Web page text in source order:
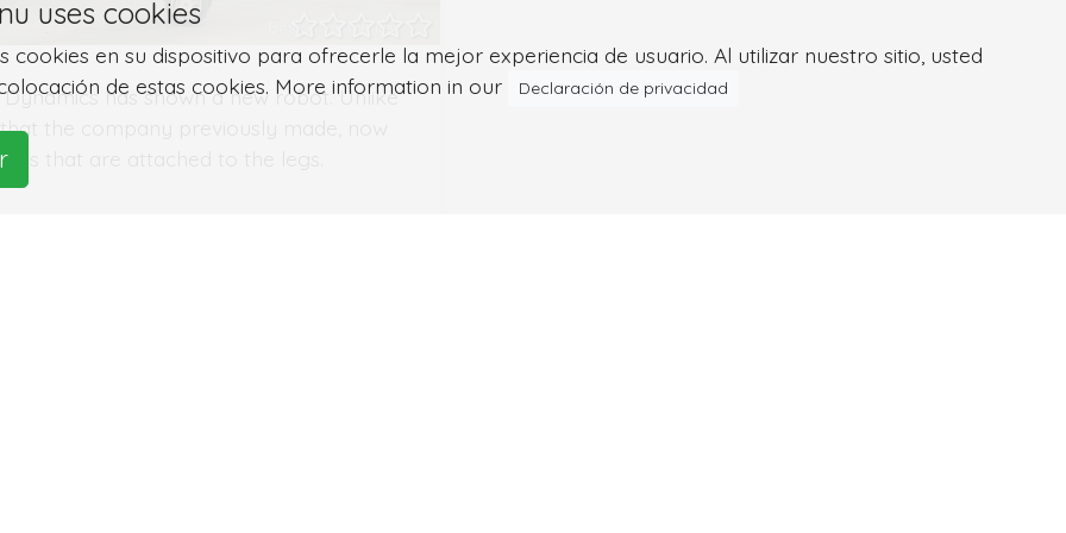
has shown a new robot. Unlike
the company previously made, now
that are attached to the legs.
uses cookies
cookies en su dispositivo para ofrecerle la mejor experiencia de usuario. Al utilizar nuestro sitio, usted
de estas cookies. More information in our
Declaración de privacidad